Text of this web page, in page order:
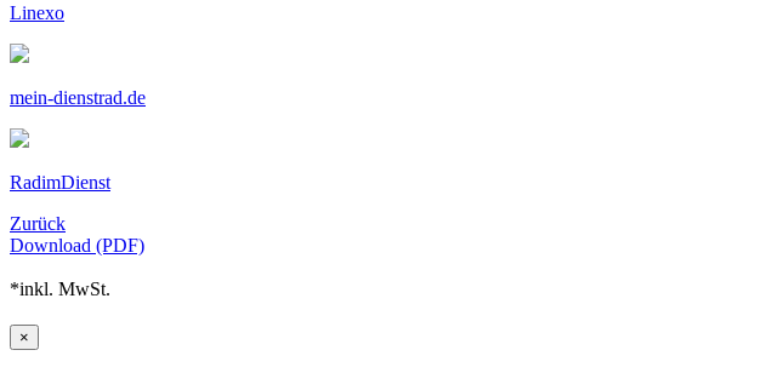
Linexo
mein-dienstrad.de
RadimDienst
Zurück
Download (PDF)
*inkl. MwSt.
×